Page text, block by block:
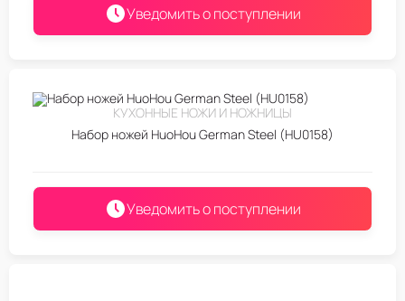
Уведомить о поступлении
КУХОННЫЕ НОЖИ И НОЖНИЦЫ
Набор ножей HuoHou German Steel (HU0158)
Уведомить о поступлении